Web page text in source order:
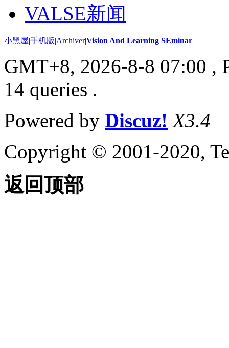
VALSE新闻
小黑屋|手机版|Archiver|Vision And Learning SEminar
GMT+8, 2026-8-8 07:00 ,
14 queries .
Powered by Discuz! X3.4
Copyright © 2001-2020,
返回顶部